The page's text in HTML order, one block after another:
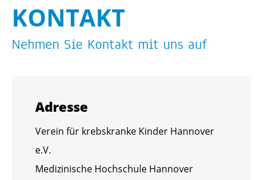
KON­TAKT
Neh­men Sie Kon­takt mit uns auf
Adres­se
Ver­ein für krebs­kran­ke Kin­der Han­no­ver
e.V.
Me­di­zi­ni­sche Hoch­schu­le Han­no­ver